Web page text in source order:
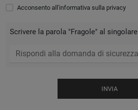
Acconsento all'informativa sulla privacy
Scrivere la parola "Fragole" al singolare
INVIA